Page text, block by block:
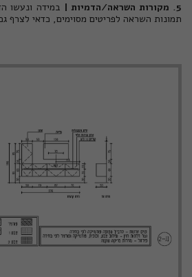
5. מקורות השראה/הדמיות |
במידה ונעשו
תמונות השראה לפריטים מסוימים, כדאי לצרף